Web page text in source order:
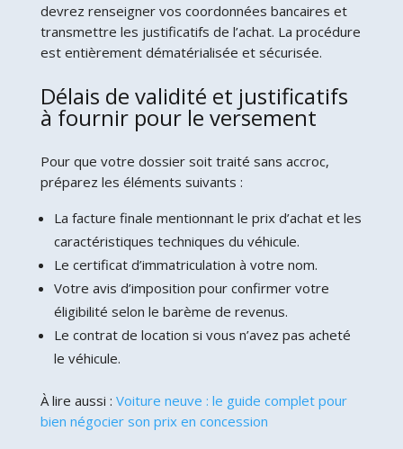
devrez renseigner vos coordonnées bancaires et
transmettre les justificatifs de l’achat. La procédure
est entièrement dématérialisée et sécurisée.
Délais de validité et justificatifs
à fournir pour le versement
Pour que votre dossier soit traité sans accroc,
préparez les éléments suivants :
La facture finale mentionnant le prix d’achat et les
caractéristiques techniques du véhicule.
Le certificat d’immatriculation à votre nom.
Votre avis d’imposition pour confirmer votre
éligibilité selon le barème de revenus.
Le contrat de location si vous n’avez pas acheté
le véhicule.
À lire aussi : Voiture neuve : le guide complet pour
bien négocier son prix en concession